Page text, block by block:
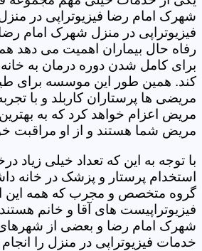
شهرک امام رضا فیزیوتراپی در
فیزیوتراپی در منزل شهرک امام رضا
رفاه حال بیماران اهمیت می دهد همه
برای کامل شدن دوره درمان به
کند. همین طور این موسسه برای
مریضی ها پرستاران کاربلد و با
مریض اعزام خواهد کرد که به
مریض شما هستند و از او مراقبت
با توجه به این که تعداد خیلی زیاد
استخدام پرستار و پزشک در خانه
گروه متخصص و مجرب که همه این
فیزیوتراپیست های آقا و خانم
شهرک امام رضا و بعضی از
خدمات فیزیوتراپی در منزل را